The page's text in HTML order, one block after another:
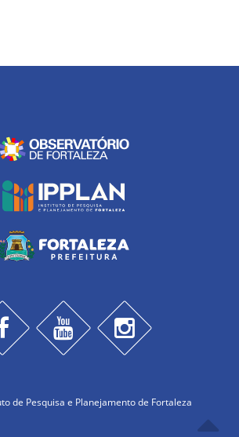
de Pesquisa e Planejamento de Fortaleza